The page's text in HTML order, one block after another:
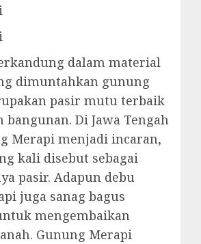
dalam material
dimuntahkan gunung
pasir mutu terbaik
Di Jawa Tengah
Merapi menjadi incaran,
kali disebut sebagai
pasir. Adapun debu
juga sanag bagus
mengembaikan
Gunung Merapi